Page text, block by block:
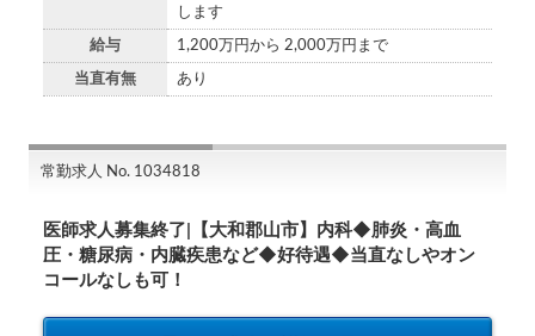
します
給与 1,200万円から 2,000万円まで
当直有無 あり
常勤求人 No. 1034818
医師求人募集終了|【大和郡山市】内科◆肺炎・高血
圧・糖尿病・内臓疾患など◆好待遇◆当直なしやオン
コールなしも可！